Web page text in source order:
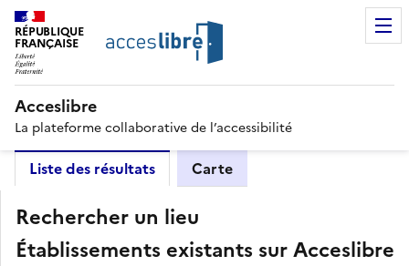
RÉPUBLIQUE
FRANÇAISE
Acceslibre
La plateforme collaborative de l’accessibilité
Liste des résultats Carte
Rechercher un lieu
Établissements existants sur Acceslibre